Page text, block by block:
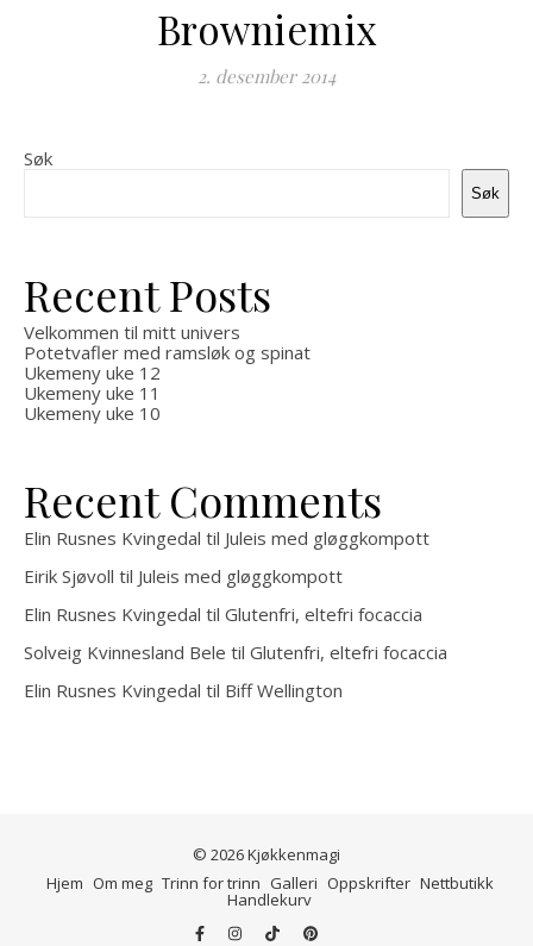
Browniemix
2. desember 2014
Søk
Søk
Recent Posts
Velkommen til mitt univers
Potetvafler med ramsløk og spinat
Ukemeny uke 12
Ukemeny uke 11
Ukemeny uke 10
Recent Comments
Elin Rusnes Kvingedal til Juleis med gløggkompott
Eirik Sjøvoll til Juleis med gløggkompott
Elin Rusnes Kvingedal til Glutenfri, eltefri focaccia
Solveig Kvinnesland Bele til Glutenfri, eltefri focaccia
Elin Rusnes Kvingedal til Biff Wellington
© 2026 Kjøkkenmagi
Hjem Om meg Trinn for trinn Galleri Oppskrifter Nettbutikk
Handlekurv